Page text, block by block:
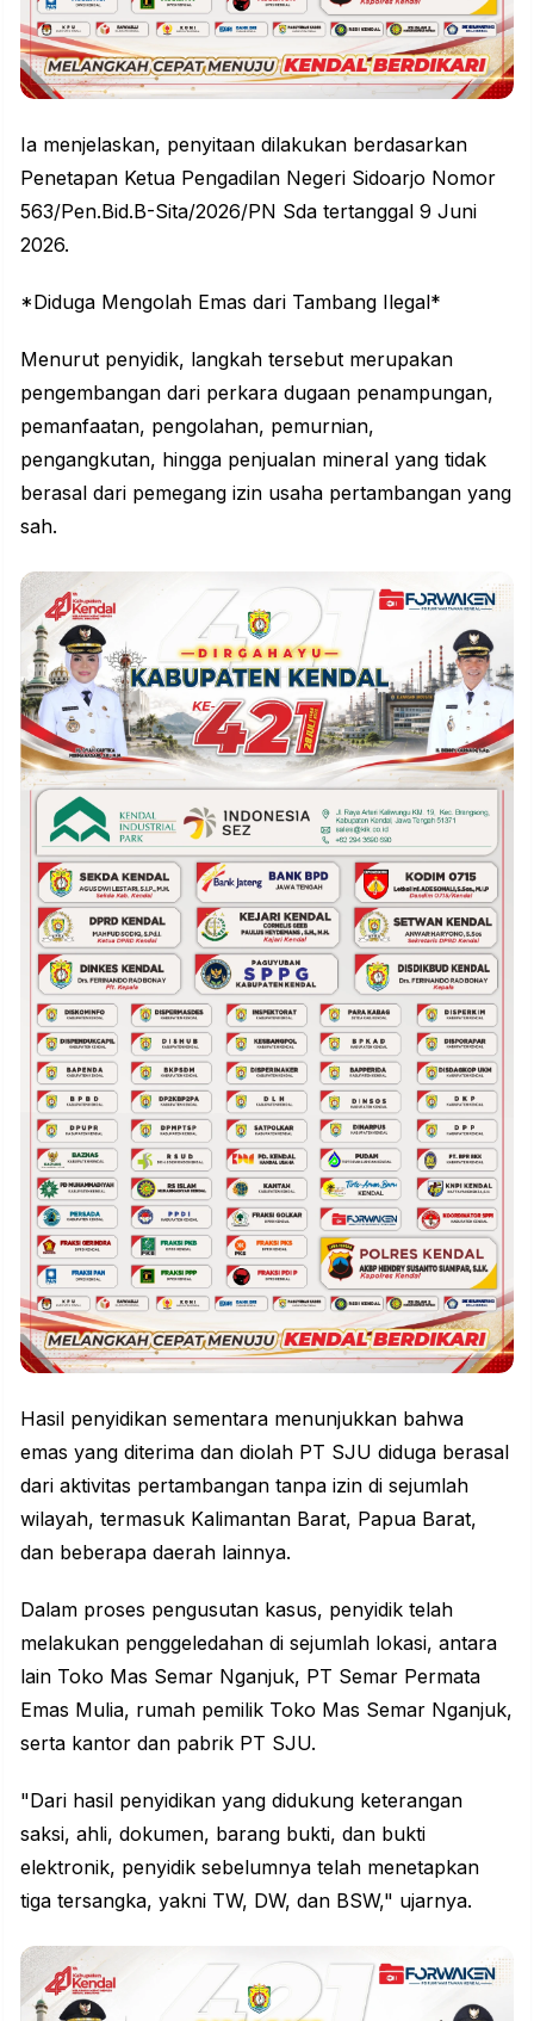
Ia menjelaskan, penyitaan dilakukan berdasarkan
Penetapan Ketua Pengadilan Negeri Sidoarjo Nomor
563/Pen.Bid.B-Sita/2026/PN Sda tertanggal 9 Juni
2026.
*Diduga Mengolah Emas dari Tambang Ilegal*
Menurut penyidik, langkah tersebut merupakan
pengembangan dari perkara dugaan penampungan,
pemanfaatan, pengolahan, pemurnian,
pengangkutan, hingga penjualan mineral yang tidak
berasal dari pemegang izin usaha pertambangan yang
sah.
Hasil penyidikan sementara menunjukkan bahwa
emas yang diterima dan diolah PT SJU diduga berasal
dari aktivitas pertambangan tanpa izin di sejumlah
wilayah, termasuk Kalimantan Barat, Papua Barat,
dan beberapa daerah lainnya.
Dalam proses pengusutan kasus, penyidik telah
melakukan penggeledahan di sejumlah lokasi, antara
lain Toko Mas Semar Nganjuk, PT Semar Permata
Emas Mulia, rumah pemilik Toko Mas Semar Nganjuk,
serta kantor dan pabrik PT SJU.
"Dari hasil penyidikan yang didukung keterangan
saksi, ahli, dokumen, barang bukti, dan bukti
elektronik, penyidik sebelumnya telah menetapkan
tiga tersangka, yakni TW, DW, dan BSW," ujarnya.